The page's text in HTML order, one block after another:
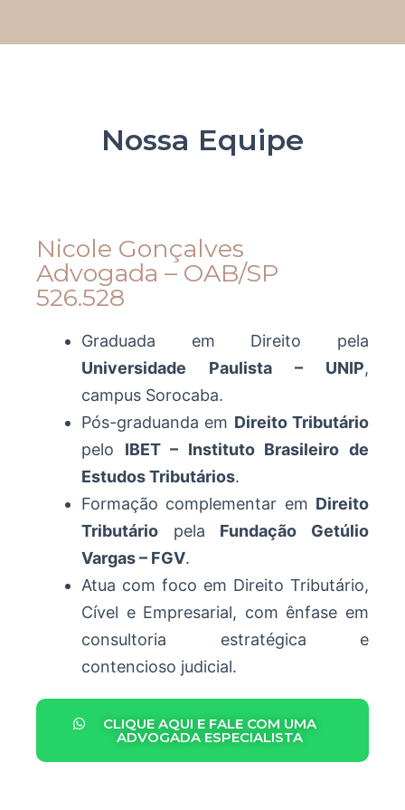
Nossa Equipe
Nicole Gonçalves
Advogada – OAB/SP
526.528
Graduada em Direito pela
Universidade Paulista – UNIP,
campus Sorocaba.
Pós-graduanda em Direito Tributário
pelo IBET – Instituto Brasileiro de
Estudos Tributários.
Formação complementar em Direito
Tributário pela Fundação Getúlio
Vargas – FGV.
Atua com foco em Direito Tributário,
Cível e Empresarial, com ênfase em
consultoria estratégica e
contencioso judicial.
CLIQUE AQUI E FALE COM UMA
ADVOGADA ESPECIALISTA